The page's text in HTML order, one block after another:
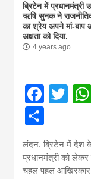
ब्रिटेन में प्रधानमंत्री
ऋषि सुनक ने
का श्रेय अपने मां-बाप
अक्षता को दिया.
4 years ago
लंदन. ब्रिटेन में देश
प्रधानमंत्री को लेकर
चहल पहल